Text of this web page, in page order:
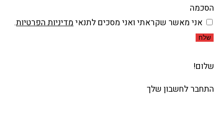
הסכמה
אני מאשר שקראתי ואני מסכים לתנאי מדיניות הפרטיות.
שלח
שלום!
התחבר לחשבון שלך